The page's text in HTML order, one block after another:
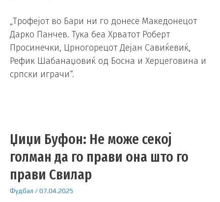
„Трофејот во Бари ни го донесе Македонецот
Дарко Панчев. Тука беа Хрватот Роберт
Просинечки, Црногорецот Дејан Савиќевиќ,
Рефик Шабанаџовиќ од Босна и Херцеговина и
српски играчи“.
Џиџи Буфон: Не може секој
голман да го прави она што го
прави Свилар
Фудбал /07.04.2025